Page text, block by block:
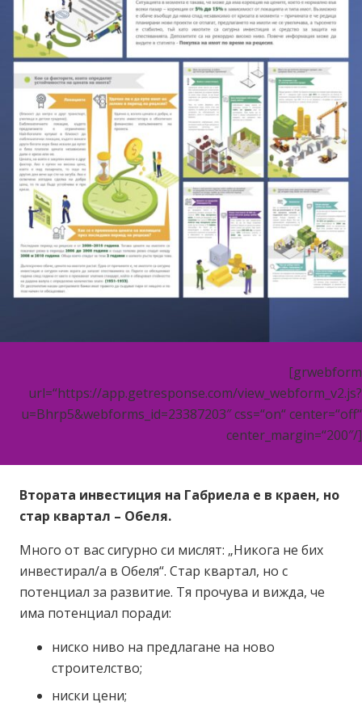
[grwebform
url=“https://app.getresponse.com/view_webform_v2.js?
u=Bhrp5&webforms_id=23387203″ css=“on“ center=“off“
center_margin=“200″/]
Втората инвестиция на Габриела е в краен, но
стар квартал – Обеля.
Много от вас сигурно си мислят: „Никога не бих
инвестирал/а в Обеля“. Стар квартал, но с
потенциал за развитие. Тя прочува и вижда, че
има потенциал поради:
ниско ниво на предлагане на ново
строителство;
ниски цени;